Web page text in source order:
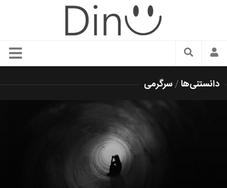
سبک زندگی
زیبایی و آرایش
دکوراسیون و چیدمان
دانستنی‌ها/سرگرمی